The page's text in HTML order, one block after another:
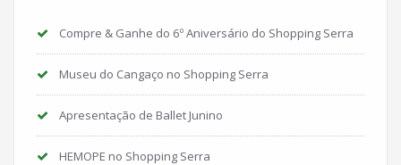
Compre & Ganhe do 6º Aniversário do Shopping Serra
Museu do Cangaço no Shopping Serra
Apresentação de Ballet Junino
HEMOPE no Shopping Serra